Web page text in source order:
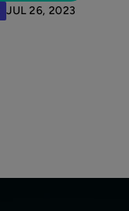
JUL 26, 2023